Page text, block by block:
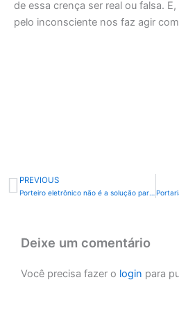
de essa crença ser real ou falsa.
pelo inconsciente nos faz agir
Anterior
PREVIOUS
Porteiro eletrônico não é a solução para os condomínios
Deixe um comentário
Você precisa fazer o login para